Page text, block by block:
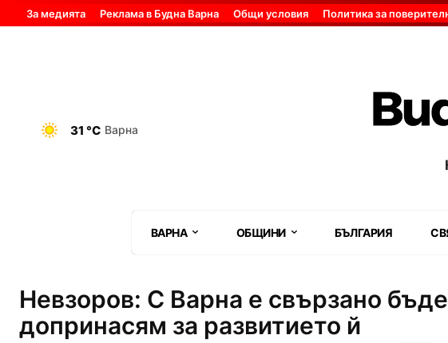
За медията Реклама в Будна Варна Общи условия Политика за
31 °C Варна
ВАРНА ОБЩИНИ БЪЛГАРИЯ
Невзоров: С Варна е свързано
допринасям за развитието й